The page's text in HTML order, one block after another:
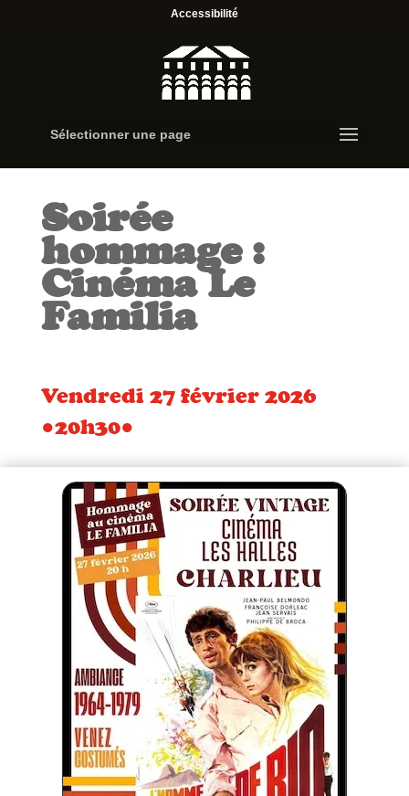
Accessibilité
Sélectionner une page
Soirée
hommage :
Cinéma Le
Familia
Vendredi 27 février 2026
●20h30●